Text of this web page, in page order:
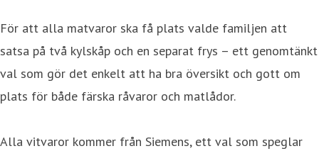
För att alla matvaror ska få plats valde familjen att
satsa på två kylskåp och en separat frys – ett genomtänkt
val som gör det enkelt att ha bra översikt och gott om
plats för både färska råvaror och matlådor.
Alla vitvaror kommer från Siemens, ett val som speglar